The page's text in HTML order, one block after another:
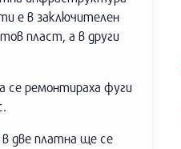
е в заключителен
пласт, а в други
се ремонтираха фуги
две платна ще се